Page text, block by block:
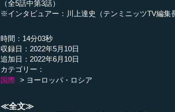
（全5話中第3話）
※インタビュアー：川上達史（テンミニッツTV編集
時間：14分03秒
収録日：2022年5月10日
追加日：2022年6月10日
カテゴリー：
国際
ヨーロッパ・ロシア
≪全文≫